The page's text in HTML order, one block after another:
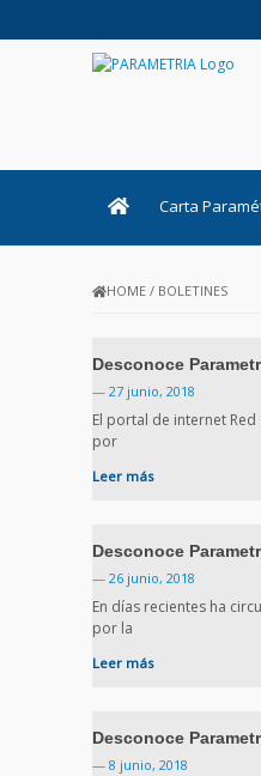
Carta
HOME / BOLETINES
Desconoce
— 27 junio, 2018
El portal de internet
por
Leer más
Desconoce
— 26 junio, 2018
En días recientes ha
por la
Leer más
Desconoce
— 8 junio, 2018